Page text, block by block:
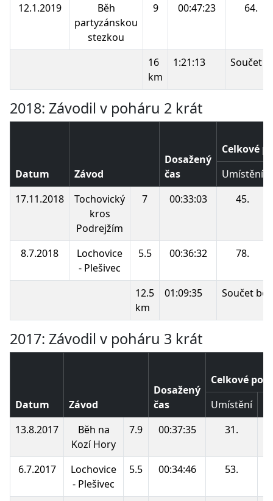
12.1.2019
Běh
partyzánskou
stezkou
9 00:47:23 64.
16
km
1:21:13 Součet
2018: Závodil v poháru 2 krát
Datum Závod
Dosažený
čas
Celkové
Umístění
17.11.2018
Tochovický
kros
Podrejžím
7 00:33:03 45.
8.7.2018
Lochovice
- Plešivec
5.5 00:36:32 78.
12.5
km
01:09:35 Součet
2017: Závodil v poháru 3 krát
Datum Závod
Dosažený
čas
Celkové
Umístění
13.8.2017
Běh na
Kozí Hory
7.9 00:37:35 31.
6.7.2017
Lochovice
- Plešivec
5.5 00:34:46 53.